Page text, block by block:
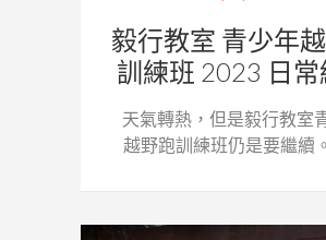
毅行教室 青少年
訓練班 2023 日常
天氣轉熱，但是毅行教室
越野跑訓練班仍是要繼續